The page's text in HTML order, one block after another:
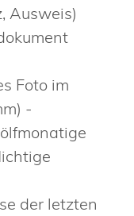
Ausweis)
Foto im
-
der letzten